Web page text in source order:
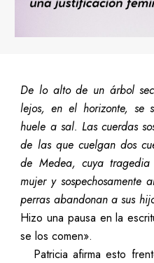
De lo alto de un árbol
lejos, en el horizonte, se
huele a sal. Las cuerdas
de las que cuelgan dos
de Medea, cuya
mujer y sospechosamente
perras abandonan a sus
Hizo una pausa en la
se los comen».
Patricia afirma esto